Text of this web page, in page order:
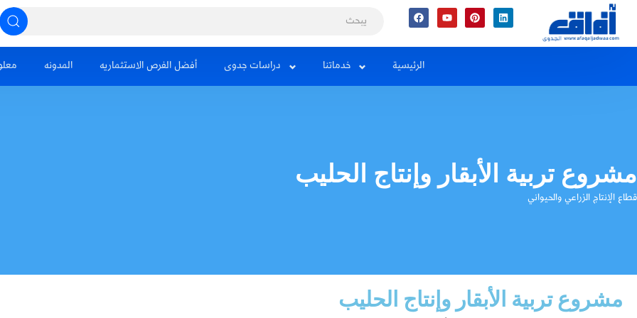
المدونه أفضل الفرص الاستثماريه دراسات جدوى خدماتنا الرئيسية
مشروع تربية الأبقار وإنتاج الحليب
قطاع الإنتاج الزراعي والحيواني
مشروع تربية الأبقار وإنتاج الحليب